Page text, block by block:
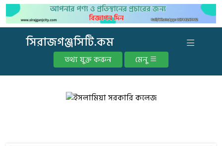
সিরাজগঞ্জসিটি.কম
তথ্য যুক্ত করুন মেনু